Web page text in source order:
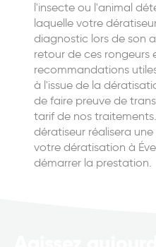
l'insecte ou l'animal
laquelle votre
diagnostic lors de son
retour de ces rongeurs
recommandations
à l'issue de la
de faire preuve de
tarif de nos
dératiseur réalisera
votre dératisation à
démarrer la prestation.